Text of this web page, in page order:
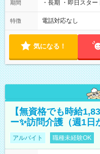
期間 ・長期 ・即日スター
特徴 電話対応なし
気になる！
【無資格でも時給
ー✨訪問介護（週1
アルバイト 職種未経験OK